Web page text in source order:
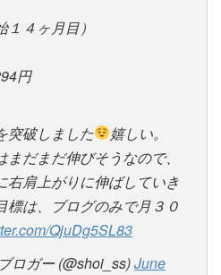
４ヶ月目）
円
突破しました
嬉しい。
だまだ伸びそうなので、
右肩上がりに伸ばしていき
標は、ブログのみで月３０
QjuDg5SL83
ロガー (@shoi_ss)June